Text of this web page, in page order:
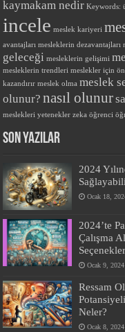
kaymakam nedir Keywords:
incele meslek kariyeri
avantajları mesleklerin dezavantajları
geleceği mesleklerin gelişimi
mesleklerin trendleri meslekler için
kazandırır meslek olma meslek
olunur? nasıl olunur
meslekleri yetenekler zeka öğrenci
SON YAZILAR
2024
Ocak 18,
2024’te
Çalışma
Ocak 9, 2024
Ressam
Neler?
Ocak 8, 2024